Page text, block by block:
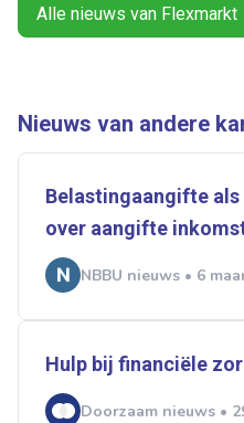
Alle nieuws van Flexmarkt
Nieuws van andere
Belastingaangifte
over aangifte
NBBU nieuws • 6
Hulp bij financiële
Doorzaam nieuws •